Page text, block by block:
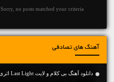
Sorry, no posts matched your criteria.
آهنگ های تصادفی
دانلود آهنگ بی کلام و لایت Last Light اثری از Matias Puumala